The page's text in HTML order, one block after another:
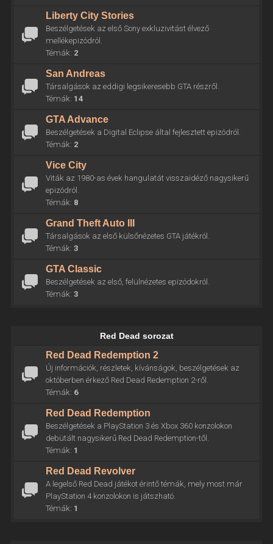
Liberty City Stories
Beszélgetések az első Sony exkluzivitást élvező
mellékepizódról.
Témák: 2
San Andreas
Társalgások az eddigi legsikeresebb GTA részről.
Témák: 14
GTA Advance
Beszélgetések a Digital Eclipse által fejlesztett epizódról.
Témák: 2
Vice City
Viták az 1980-as évek hangulatát visszaidéző nagysikerű
epizódról.
Témák: 8
Grand Theft Auto III
Társalgások az első külsőnézetes GTA játékról.
Témák: 3
GTA Classic
Beszélgetések az első, felülnézetes epizódokról.
Témák: 3
Red Dead sorozat
Red Dead Redemption 2
Új információk, részletek, kívánságok, beszélgetések az
októberben érkező Red Dead Redemption 2-ről.
Témák: 6
Red Dead Redemption
Beszélgetések a PlayStation 3 és Xbox 360 konzolokon
debütált nagysikerű Red Dead Redemption-től.
Témák: 1
Red Dead Revolver
A legelső Red Dead játékot érintő témák, mely most már
PlayStation 4 konzolokon is játszható.
Témák: 1